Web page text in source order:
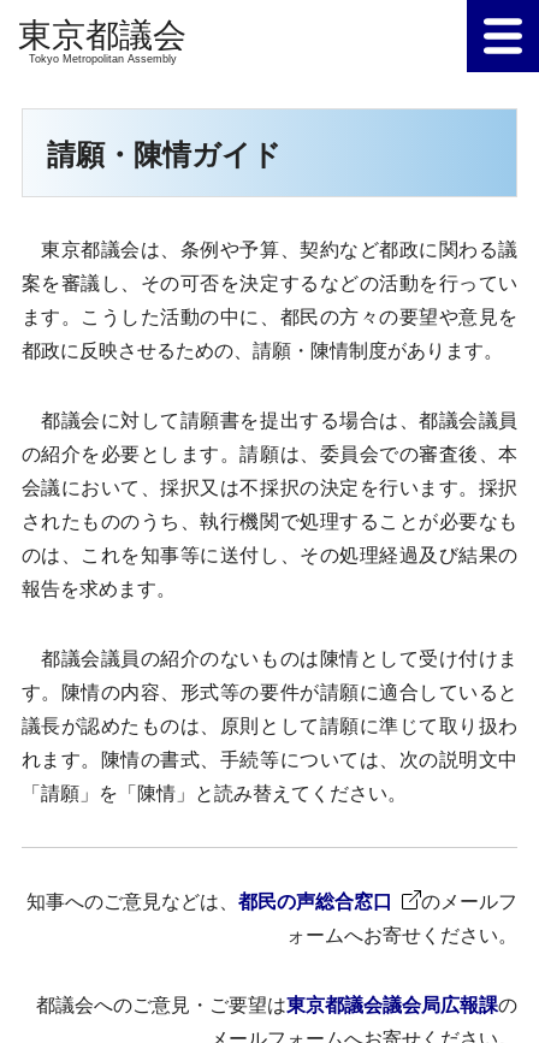
Tokyo Metropolitan Assembly
請願・陳情ガイド
東京都議会は、条例や予算、契約など都政に関わる議
案を審議し、その可否を決定するなどの活動を行ってい
ます。こうした活動の中に、都民の方々の要望や意見を
都政に反映させるための、請願・陳情制度があります。
都議会に対して請願書を提出する場合は、都議会議員
の紹介を必要とします。請願は、委員会での審査後、本
会議において、採択又は不採択の決定を行います。採択
されたもののうち、執行機関で処理することが必要なも
のは、これを知事等に送付し、その処理経過及び結果の
報告を求めます。
都議会議員の紹介のないものは陳情として受け付けま
す。陳情の内容、形式等の要件が請願に適合していると
議長が認めたものは、原則として請願に準じて取り扱わ
れます。陳情の書式、手続等については、次の説明文中
「請願」を「陳情」と読み替えてください。
知事へのご意見などは、都民の声総合窓口
のメールフ
ォームへお寄せください。
都議会へのご意見・ご要望は東京都議会議会局広報課の
メールフォームへお寄せください。